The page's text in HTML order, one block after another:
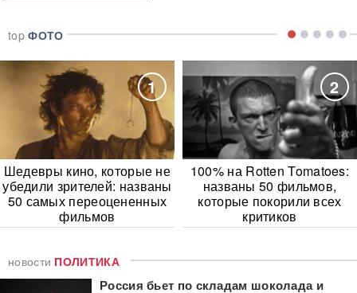
topФОТО
1
Шедевры кино, которые не
убедили зрителей: названы
50 самых переоцененных
фильмов
2
100% на Rotten Tomatoes:
названы 50 фильмов,
которые покорили всех
критиков
новости ПОЛИТИКА
Россия бьет по складам шоколада и